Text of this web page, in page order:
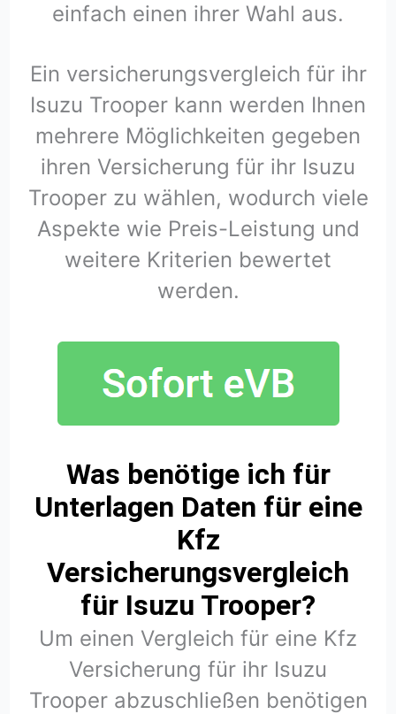
einfach einen ihrer Wahl aus.
Ein versicherungsvergleich für ihr
Isuzu Trooper kann werden Ihnen
mehrere Möglichkeiten gegeben
ihren Versicherung für ihr Isuzu
Trooper zu wählen, wodurch viele
Aspekte wie Preis-Leistung und
weitere Kriterien bewertet
werden.
Was benötige ich für
Unterlagen Daten für eine
Kfz
Versicherungsvergleich
für Isuzu Trooper?
Um einen Vergleich für eine Kfz
Versicherung für ihr Isuzu
Trooper abzuschließen benötigen